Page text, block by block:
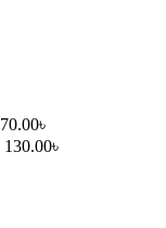
70.00৳
130.00৳